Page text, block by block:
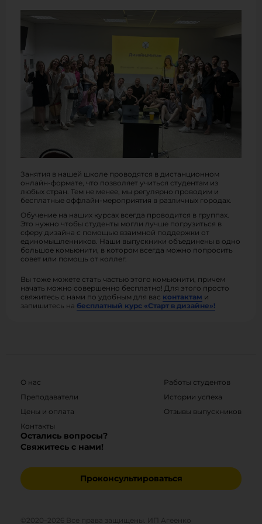
Занятия в нашей школе проводятся в дистанционном
онлайн-формате, что позволяет учиться студентам из
любых стран. Тем не менее, мы регулярно проводим и
бесплатные оффлайн-мероприятия в различных городах.
Обучение на наших курсах всегда проводится в группах.
Это нужно чтобы студенты могли лучше погрузиться в
сферу дизайна с помощью взаимной поддержки от
единомышленников. Наши выпускники объединены в одно
большое комьюнити, в котором всегда можно попросить
совет или помощь от коллег.
Вы тоже можете стать частью этого комьюнити, причем
начать можно совершенно бесплатно! Для этого просто
свяжитесь с нами по удобным для вас контактам и
запишитесь на бесплатный курс «Старт в дизайне»!
О нас
Преподаватели
Цены и оплата
Контакты
Работы студентов
Истории успеха
Отзывы выпускников
©2020– 2026 Все права защищены. ИП Агеенко
Остались вопросы?
Свяжитесь с нами!
Проконсультироваться